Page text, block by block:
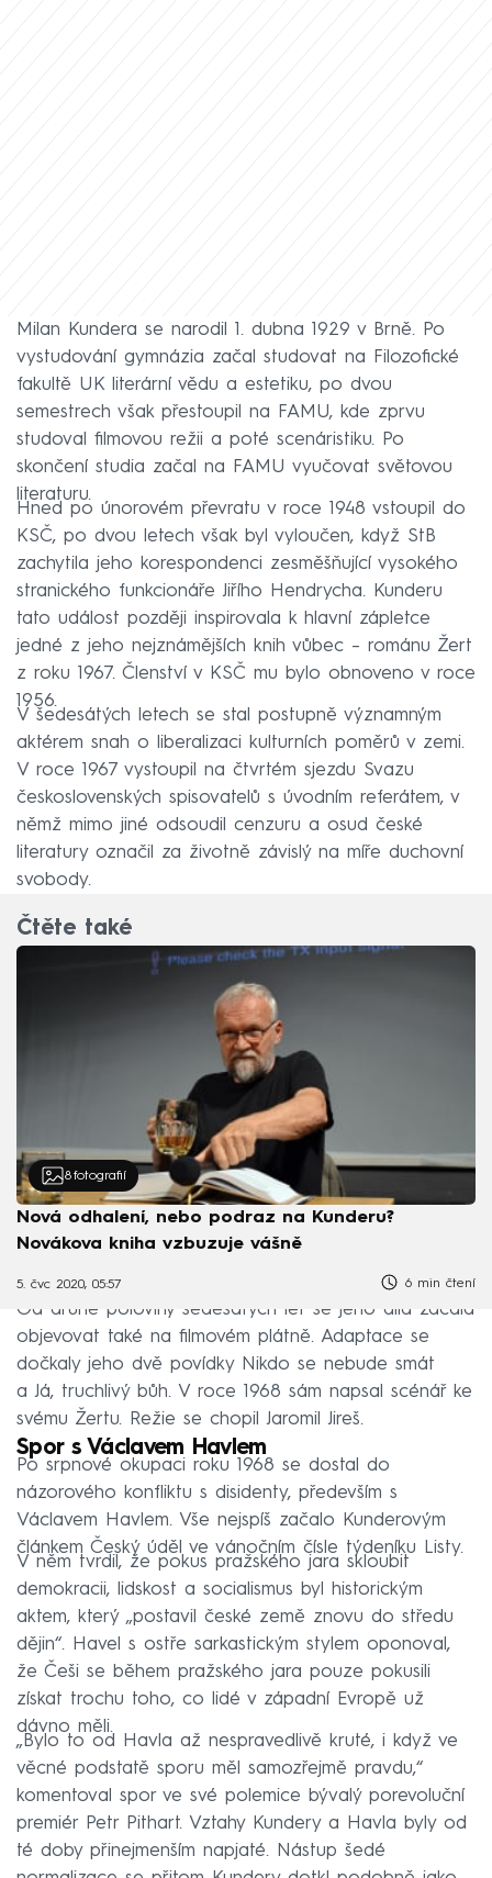
Milan Kundera se narodil 1. dubna 1929 v Brně. Po
vystudování gymnázia začal studovat na Filozofické
fakultě UK literární vědu a estetiku, po dvou
semestrech však přestoupil na FAMU, kde zprvu
studoval filmovou režii a poté scenáristiku. Po
skončení studia začal na FAMU vyučovat světovou
literaturu.
Hned po únorovém převratu v roce 1948 vstoupil do
KSČ, po dvou letech však byl vyloučen, když StB
zachytila jeho korespondenci zesměšňující vysokého
stranického funkcionáře Jiřího Hendrycha. Kunderu
tato událost později inspirovala k hlavní zápletce
jedné z jeho nejznámějších knih vůbec – románu Žert
z roku 1967. Členství v KSČ mu bylo obnoveno v roce
1956.
V šedesátých letech se stal postupně významným
aktérem snah o liberalizaci kulturních poměrů v zemi.
V roce 1967 vystoupil na čtvrtém sjezdu Svazu
československých spisovatelů s úvodním referátem, v
němž mimo jiné odsoudil cenzuru a osud české
literatury označil za životně závislý na míře duchovní
svobody.
Čtěte také
8 fotografií
Nová odhalení, nebo podraz na Kunderu?
Novákova kniha vzbuzuje vášně
5. čvc 2020, 05:57 6 min čtení
Od druhé poloviny šedesátých let se jeho díla začala
objevovat také na filmovém plátně. Adaptace se
dočkaly jeho dvě povídky Nikdo se nebude smát
a Já, truchlivý bůh. V roce 1968 sám napsal scénář ke
svému Žertu. Režie se chopil Jaromil Jireš.
Spor s Václavem Havlem
Po srpnové okupaci roku 1968 se dostal do
názorového konfliktu s disidenty, především s
Václavem Havlem. Vše nejspíš začalo Kunderovým
článkem Český úděl ve vánočním čísle týdeníku Listy.
V něm tvrdil, že pokus pražského jara skloubit
demokracii, lidskost a socialismus byl historickým
aktem, který „postavil české země znovu do středu
dějin“. Havel s ostře sarkastickým stylem oponoval,
že Češi se během pražského jara pouze pokusili
získat trochu toho, co lidé v západní Evropě už
dávno měli.
„Bylo to od Havla až nespravedlivě kruté, i když ve
věcné podstatě sporu měl samozřejmě pravdu,“
komentoval spor ve své polemice bývalý porevoluční
premiér Petr Pithart. Vztahy Kundery a Havla byly od
té doby přinejmenším napjaté. Nástup šedé